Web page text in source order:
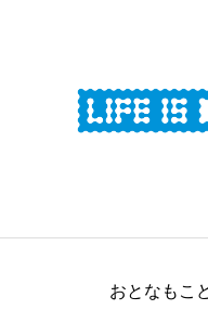
おとなもこ